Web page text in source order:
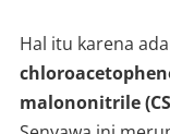
Hal itu karena
malononitrile